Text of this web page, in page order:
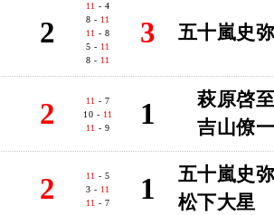
2
11 - 4
8 - 11
11 - 8
5 - 11
8 - 11
3 五十嵐史弥
2 11 - 7
10 - 11
11 - 9 1
萩原啓至
吉山僚一
2 11 - 5
3 - 11
11 - 7 1
五十嵐史弥
松下大星